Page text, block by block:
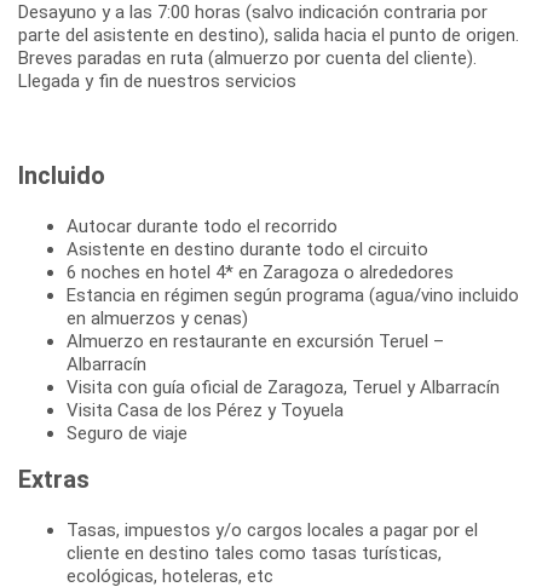
Desayuno y a las 7:00 horas (salvo indicación contraria por
parte del asistente en destino), salida hacia el punto de origen.
Breves paradas en ruta (almuerzo por cuenta del cliente).
Llegada y fin de nuestros servicios
Incluido
Autocar durante todo el recorrido
Asistente en destino durante todo el circuito
6 noches en hotel 4* en Zaragoza o alrededores
Estancia en régimen según programa (agua/vino incluido
en almuerzos y cenas)
Almuerzo en restaurante en excursión Teruel –
Albarracín
Visita con guía oficial de Zaragoza, Teruel y Albarracín
Visita Casa de los Pérez y Toyuela
Seguro de viaje
Extras
Tasas, impuestos y/o cargos locales a pagar por el
cliente en destino tales como tasas turísticas,
ecológicas, hoteleras, etc